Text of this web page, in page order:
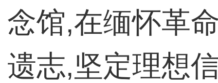
念馆,在缅怀革
遗志,坚定理想